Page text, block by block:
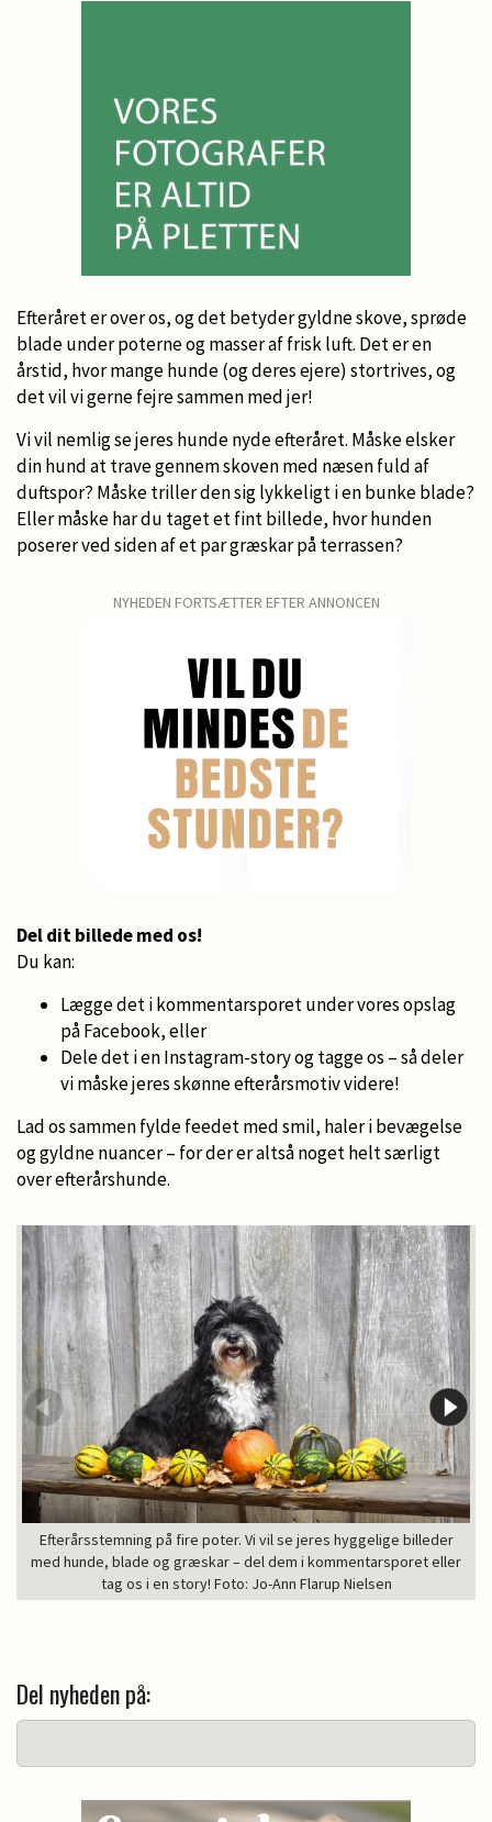
Efteråret er over os, og det betyder gyldne skove, sprøde
blade under poterne og masser af frisk luft. Det er en
årstid, hvor mange hunde (og deres ejere) stortrives, og
det vil vi gerne fejre sammen med jer!
Vi vil nemlig se jeres hunde nyde efteråret. Måske elsker
din hund at trave gennem skoven med næsen fuld af
duftspor? Måske triller den sig lykkeligt i en bunke blade?
Eller måske har du taget et fint billede, hvor hunden
poserer ved siden af et par græskar på terrassen?
NYHEDEN FORTSÆTTER EFTER ANNONCEN
Del dit billede med os!
Du kan:
Lægge det i kommentarsporet under vores opslag
på Facebook, eller
Dele det i en Instagram-story og tagge os – så deler
vi måske jeres skønne efterårsmotiv videre!
Lad os sammen fylde feedet med smil, haler i bevægelse
og gyldne nuancer – for der er altså noget helt særligt
over efterårshunde.
Efterårsstemning på fire poter. Vi vil se jeres hyggelige billeder
med hunde, blade og græskar – del dem i kommentarsporet eller
tag os i en story! Foto: Jo-Ann Flarup Nielsen
Del nyheden på: